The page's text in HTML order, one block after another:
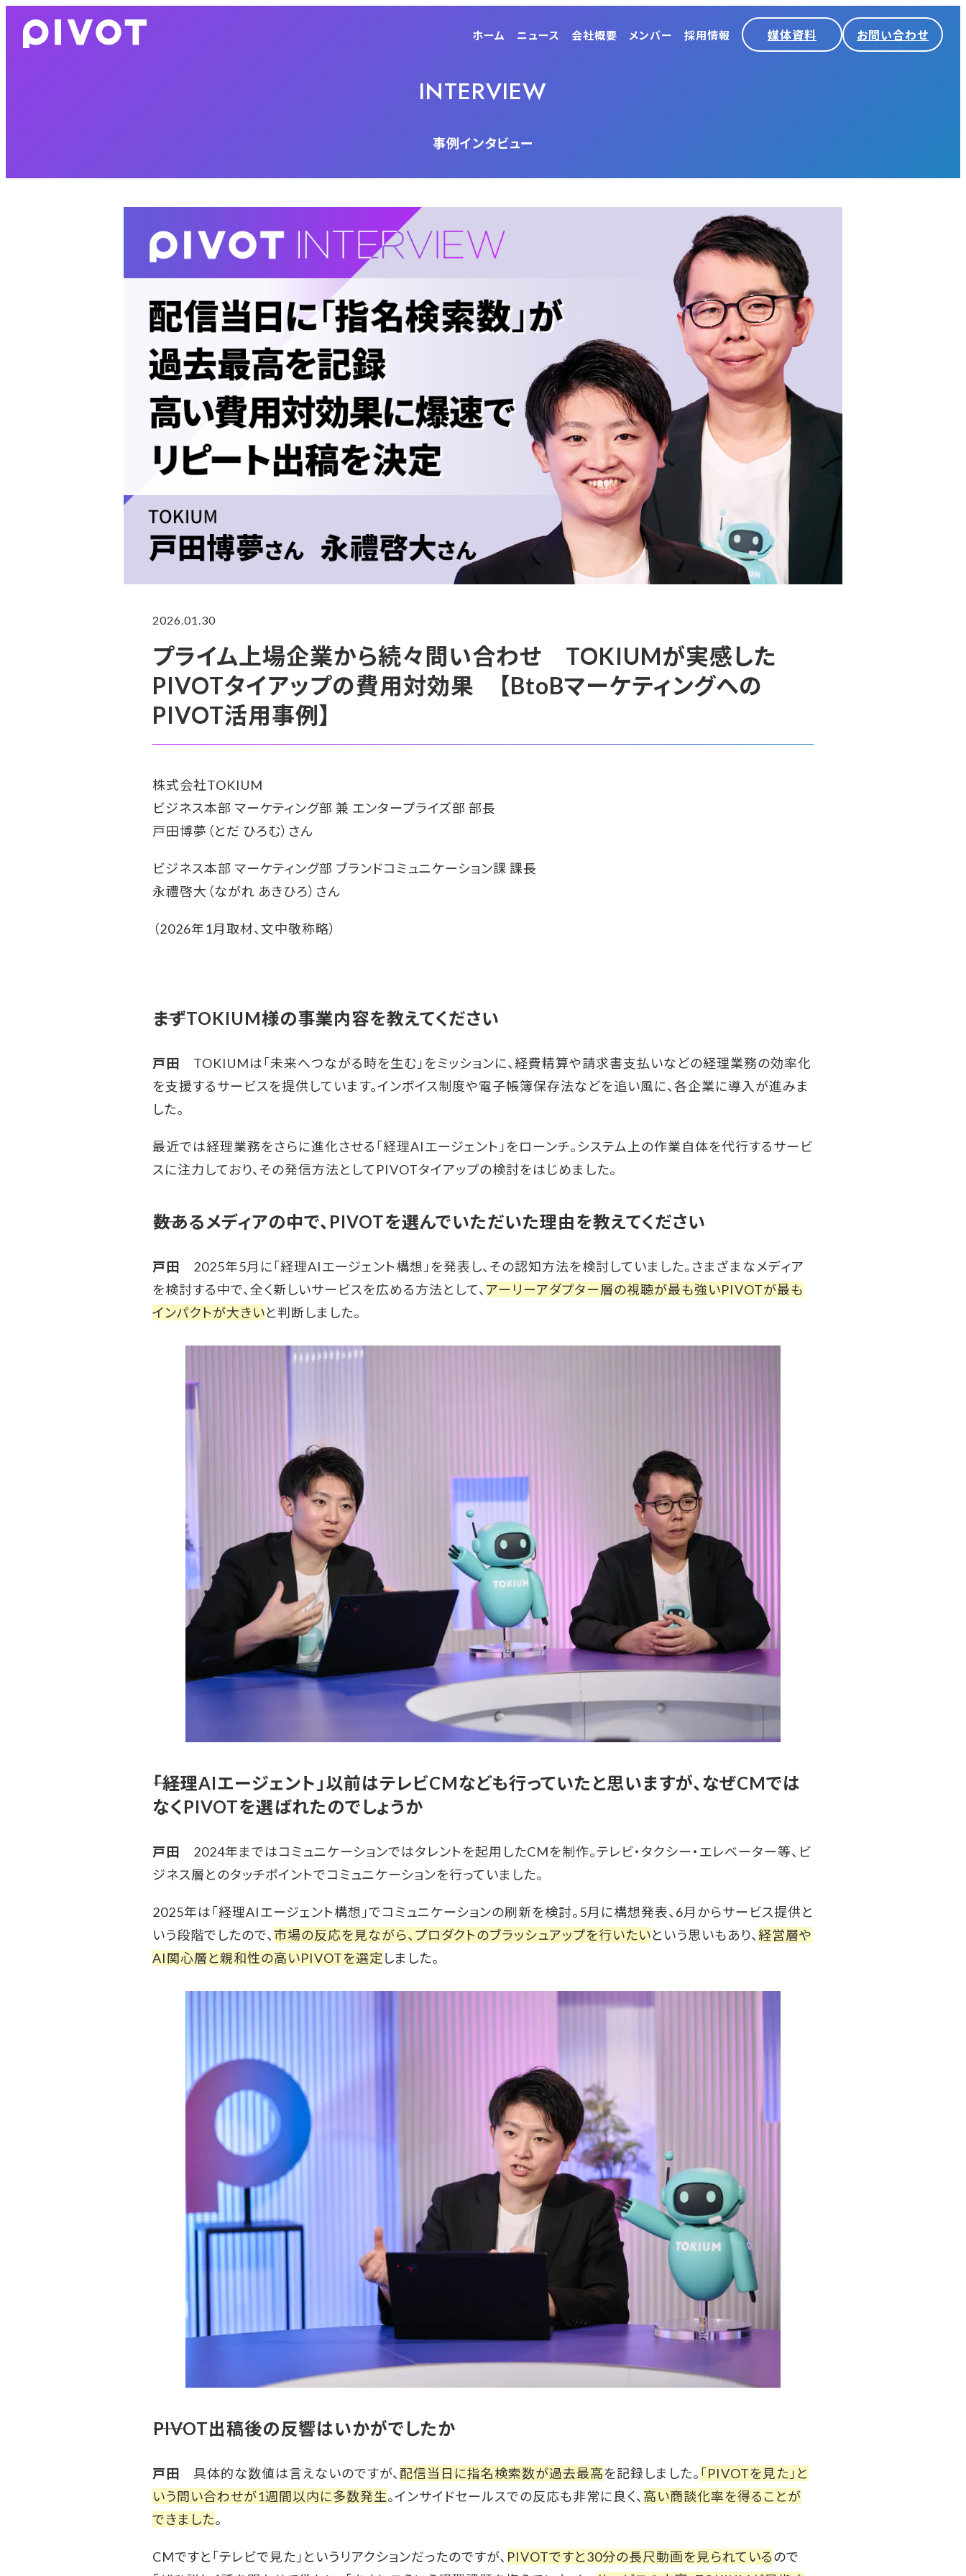
ホーム ニュース 会社概要 メンバー 採用情報 媒体資料 お問い合わせ
INTERVIEW
事例インタビュー
2026.01.30
プライム上場企業から続々問い合わせ TOKIUMが実感した
PIVOTタイアップの費用対効果 【BtoBマーケティングへの
PIVOT活用事例】
株式会社TOKIUM
ビジネス本部 マーケティング部 兼 エンタープライズ部 部長
戸田博夢（とだ ひろむ）さん
ビジネス本部 マーケティング部 ブランドコミュニケーション課 課長
永禮啓大（ながれ あきひろ）さん
（2026年1月取材、文中敬称略）
――まずTOKIUM様の事業内容を教えてください
戸田 TOKIUMは「未来へつながる時を生む」をミッションに、経費精算や請求書支払いなどの経理業務の効率化
を支援するサービスを提供しています。インボイス制度や電子帳簿保存法などを追い風に、各企業に導入が進みま
した。
最近では経理業務をさらに進化させる「経理AIエージェント」をローンチ。システム上の作業自体を代行するサービ
スに注力しており、その発信方法としてPIVOTタイアップの検討をはじめました。
――数あるメディアの中で、PIVOTを選んでいただいた理由を教えてください
戸田 2025年5月に「経理AIエージェント構想」を発表し、その認知方法を検討していました。さまざまなメディア
を検討する中で、全く新しいサービスを広める方法として、 アーリーアダプター層の視聴が最も強いPIVOTが最も
インパクトが大きいと判断しました。
――「経理AIエージェント」以前はテレビCMなども行っていたと思いますが、なぜCMでは
なくPIVOTを選ばれたのでしょうか
戸田 2024年まではコミュニケーションではタレントを起用したCMを制作。テレビ・タクシー・エレベーター等、ビ
ジネス層とのタッチポイントでコミュニケーションを行っていました。
2025年は「経理AIエージェント構想」でコミュニケーションの刷新を検討。5月に構想発表、6月からサービス提供と
いう段階でしたので、 市場の反応を見ながら、プロダクトのブラッシュアップを行いたいという思いもあり、 経営層や
AI関心層と親和性の高いPIVOTを選定 しました。
――PIVOT出稿後の反響はいかがでしたか
戸田 具体的な数値は言えないのですが、 配信当日に指名検索数が過去最高を記録しました。 「PIVOTを見た」と
いう問い合わせが1週間以内に多数発生。インサイドセールスでの反応も非常に良く、 高い商談化率を得ることが
できました。
CMですと「テレビで見た」というリアクションだったのですが、 PIVOTですと30分の長尺動画を見られているので